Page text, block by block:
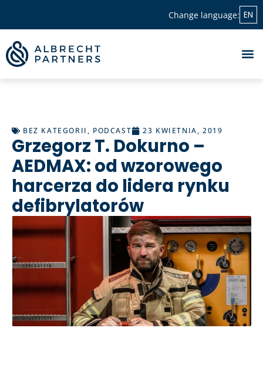
Change language: EN
BEZ KATEGORII , PODCAST 23 KWIETNIA, 2019
Grzegorz T. Dokurno –
AEDMAX: od wzorowego
harcerza do lidera rynku
defibrylatorów